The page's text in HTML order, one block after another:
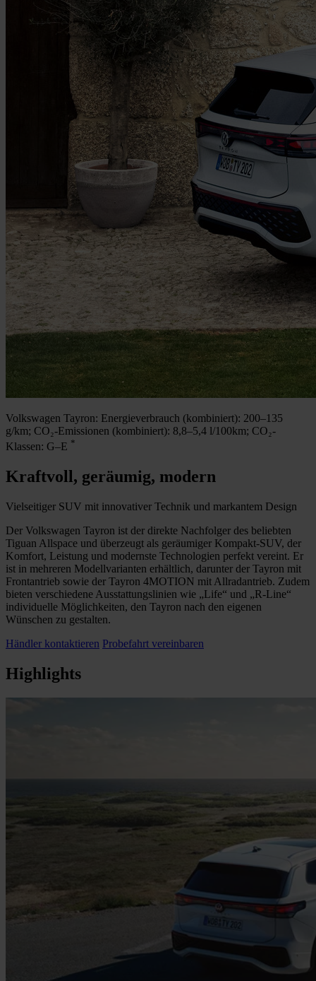
Volkswagen Tayron: Energieverbrauch (kombiniert): 200–135
g/km; CO₂-Emissionen (kombiniert): 8,8–5,4 l/100km; CO₂-
Klassen: G–E *
Kraftvoll, geräumig, modern
Vielseitiger SUV mit innovativer Technik und markantem Design
Der Volkswagen Tayron ist der direkte Nachfolger des beliebten
Tiguan Allspace und überzeugt als geräumiger Kompakt-SUV, der
Komfort, Leistung und modernste Technologien perfekt vereint. Er
ist in mehreren Modellvarianten erhältlich, darunter der Tayron mit
Frontantrieb sowie der Tayron 4MOTION mit Allradantrieb. Zudem
bieten verschiedene Ausstattungslinien wie „Life“ und „R-Line“
individuelle Möglichkeiten, den Tayron nach den eigenen
Wünschen zu gestalten.
Händler kontaktieren Probefahrt vereinbaren
Highlights